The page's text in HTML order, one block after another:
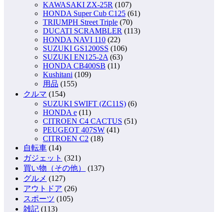
KAWASAKI ZX-25R (107)
HONDA Super Cub C125 (61)
TRIUMPH Street Triple (70)
DUCATI SCRAMBLER (113)
HONDA NAVI 110 (22)
SUZUKI GS1200SS (106)
SUZUKI EN125-2A(63)
HONDA CB400SB (11)
Kushitani (109)
用品 (155)
クルマ (154)
SUZUKI SWIFT (ZC11S) (6)
HONDA e (11)
CITROEN C4 CACTUS (51)
PEUGEOT 407SW (41)
CITROEN C2 (18)
自転車 (14)
ガジェット (321)
買い物（その他）
(137)
グルメ (127)
アウトドア (26)
スポーツ (105)
雑記 (113)